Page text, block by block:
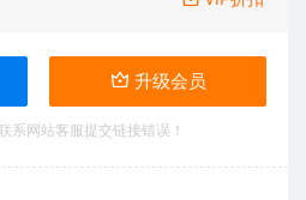
升级会员
系网站客服提交链接错误！